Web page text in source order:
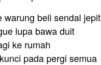
warung beli sendal jepit
lupa bawa duit
ke rumah
pada pergi semua